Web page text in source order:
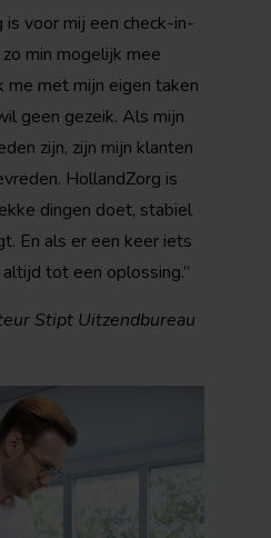
is voor mij een check-in-
min mogelijk mee
me met mijn eigen taken
geen gezeik. Als mijn
zijn, zijn mijn klanten
HollandZorg is
dingen doet, stabiel
En als er een keer iets
tot een oplossing.”
Stipt Uitzendbureau